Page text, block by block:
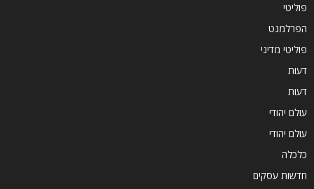
פוליטי
הפרלמנט
פוליטי מדיני
דעות
דעות
עולם יהודי
עולם יהודי
כלכלה
חדשות עסקים